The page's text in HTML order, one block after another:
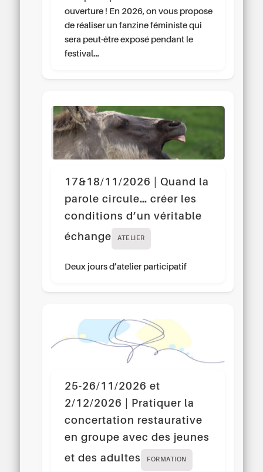
ouverture ! En 2026, on vous propose
de réaliser un fanzine féministe qui
sera peut-être exposé pendant le
festival…
17&18/11/2026 | Quand la
parole circule… créer les
conditions d’un véritable
échange
ATELIER
Deux jours d’atelier participatif
25-26/11/2026 et
2/12/2026 | Pratiquer la
concertation restaurative
en groupe avec des jeunes
et des adultes
FORMATION